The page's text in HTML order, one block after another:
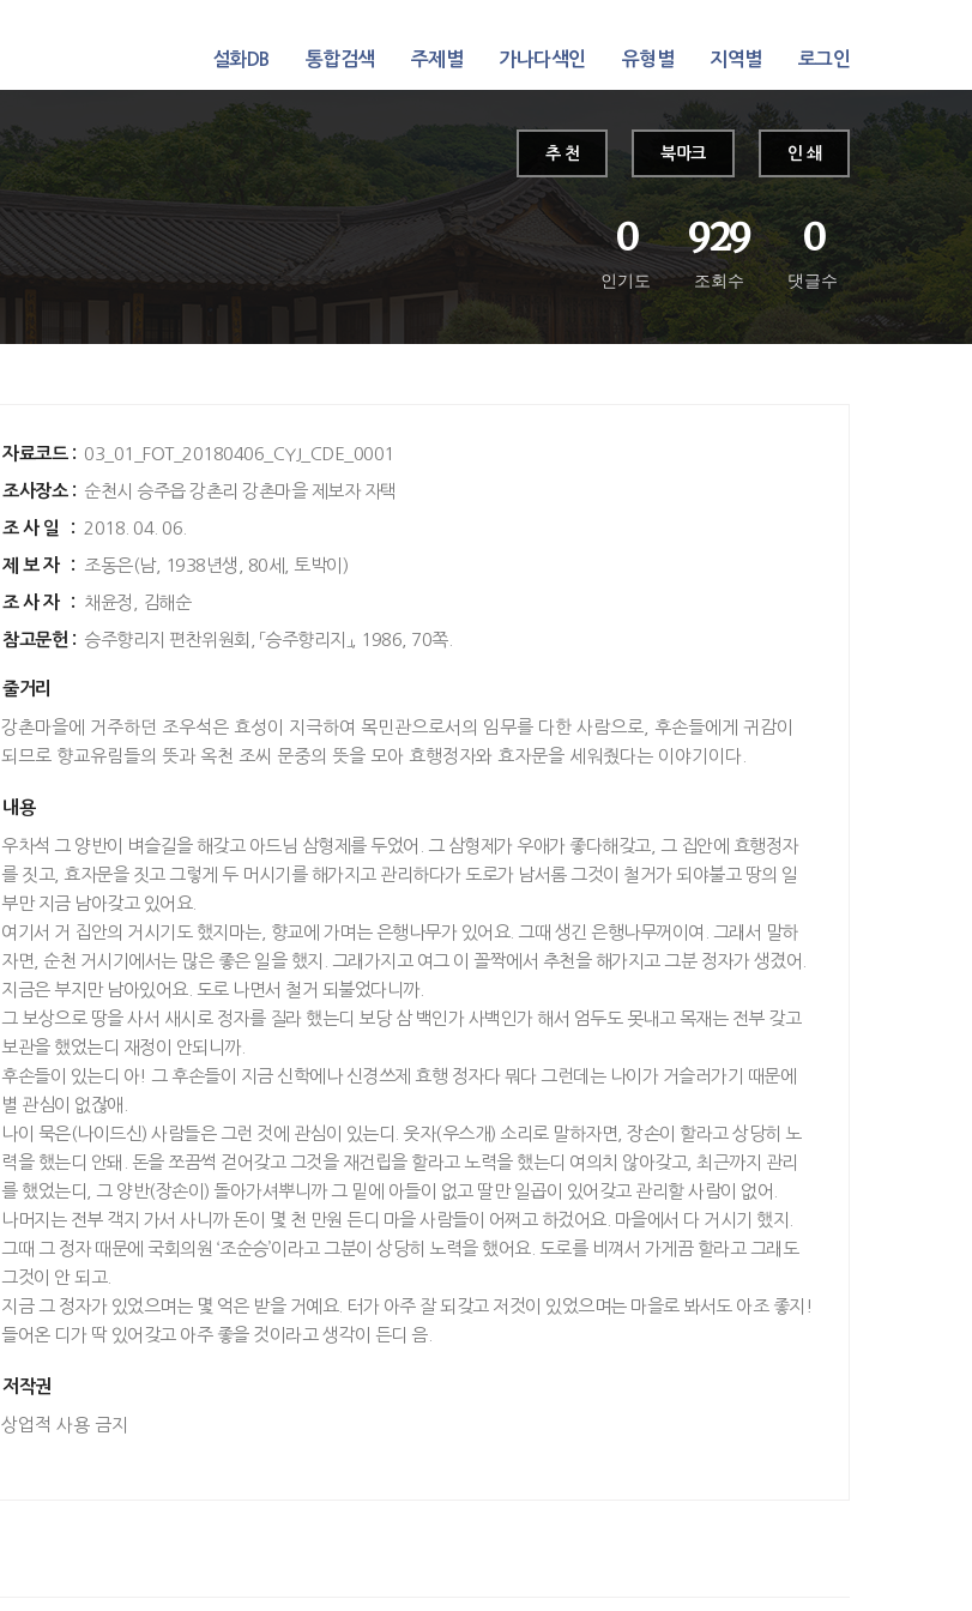
로그인
지역별
유형별
가나다색인
주제별
통합검색
설화DB
0
댓글수
929
조회수
0
인기도
추 천 북마크 인 쇄
자료코드 : 03_01_FOT_20180406_CYJ_CDE_0001
조사장소 : 순천시 승주읍 강촌리 강촌마을 제보자 자택
조사일 : 2018. 04. 06.
제보자 : 조동은(남, 1938년생, 80세, 토박이)
조사자 : 채윤정, 김해순
참고문헌 : 승주향리지 편찬위원회, 「승주향리지」, 1986, 70쪽.
줄거리
강촌마을에 거주하던 조우석은 효성이 지극하여 목민관으로서의 임무를 다한 사람으로, 후손들에게 귀감이
되므로 향교유림들의 뜻과 옥천 조씨 문중의 뜻을 모아 효행정자와 효자문을 세워줬다는 이야기이다.
내용
우차석 그 양반이 벼슬길을 해갖고 아드님 삼형제를 두었어. 그 삼형제가 우애가 좋다해갖고, 그 집안에 효행정자
를 짓고, 효자문을 짓고 그렇게 두 머시기를 해가지고 관리하다가 도로가 남서롬 그것이 철거가 되야불고 땅의 일
부만 지금 남아갖고 있어요.
여기서 거 집안의 거시기도 했지마는, 향교에 가며는 은행나무가 있어요. 그때 생긴 은행나무꺼이여. 그래서 말하
자면, 순천 거시기에서는 많은 좋은 일을 했지. 그래가지고 여그 이 꼴짝에서 추천을 해가지고 그분 정자가 생겼어.
지금은 부지만 남아있어요. 도로 나면서 철거 되불었다니까.
그 보상으로 땅을 사서 새시로 정자를 질라 했는디 보당 삼 백인가 사백인가 해서 엄두도 못내고 목재는 전부 갖고
보관을 했었는디 재정이 안되니까.
후손들이 있는디 아! 그 후손들이 지금 신학에나 신경쓰제 효행 정자다 뭐다 그런데는 나이가 거슬러가기 때문에
별 관심이 없잖애.
나이 묵은(나이드신) 사람들은 그런 것에 관심이 있는디. 웃자(우스개) 소리로 말하자면, 장손이 할라고 상당히 노
력을 했는디 안돼. 돈을 쪼끔썩 걷어갖고 그것을 재건립을 할라고 노력을 했는디 여의치 않아갖고, 최근까지 관리
를 했었는디, 그 양반(장손이) 돌아가셔뿌니까 그 밑에 아들이 없고 딸만 일곱이 있어갖고 관리할 사람이 없어.
나머지는 전부 객지 가서 사니까 돈이 몇 천 만원 든디 마을 사람들이 어쩌고 하겄어요. 마을에서 다 거시기 했지.
그때 그 정자 때문에 국회의원 ‘조순승’이라고 그분이 상당히 노력을 했어요. 도로를 비껴서 가게끔 할라고 그래도
그것이 안 되고.
지금 그 정자가 있었으며는 몇 억은 받을 거예요. 터가 아주 잘 되갖고 저것이 있었으며는 마을로 봐서도 아조 좋지!
들어온 디가 딱 있어갖고 아주 좋을 것이라고 생각이 든디 음.
저작권
상업적 사용 금지